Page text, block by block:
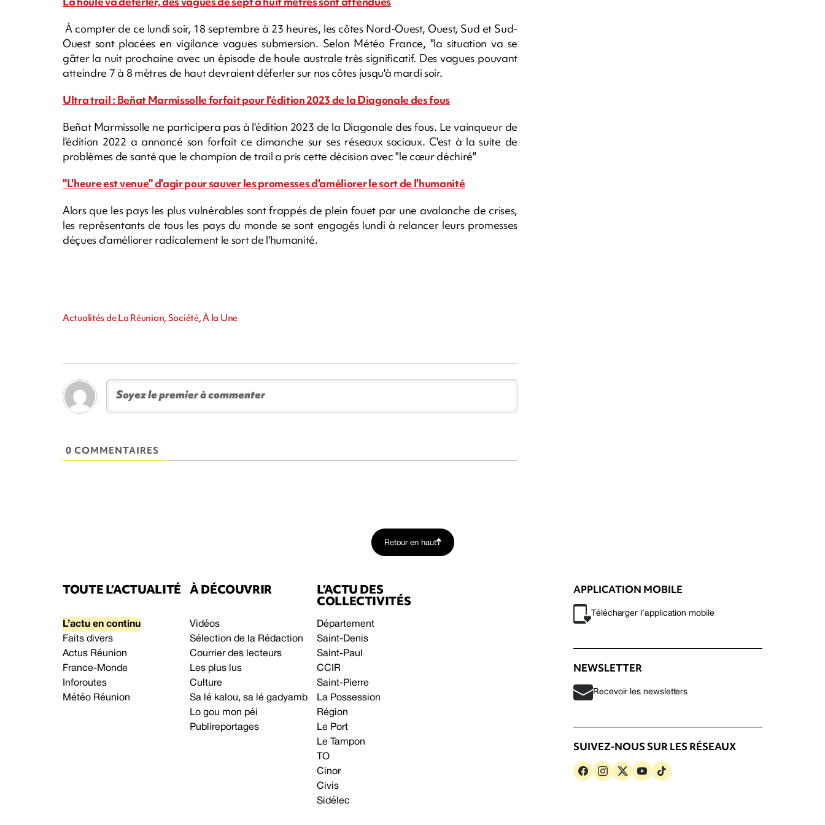
À compter de ce lundi soir, 18 septembre à 23 heures, les côtes Nord-Ouest, Ouest, Sud et Sud-
Ouest sont placées en vigilance vagues submersion. Selon Météo France, "la situation va se
gâter la nuit prochaine avec un épisode de houle australe très significatif. Des vagues pouvant
atteindre 7 à 8 mètres de haut devraient déferler sur nos côtes jusqu'à mardi soir.
Ultra trail : Beñat Marmissolle forfait pour l'édition 2023 de la Diagonale des fous
Beñat Marmissolle ne participera pas à l'édition 2023 de la Diagonale des fous. Le vainqueur de
l'édition 2022 a annoncé son forfait ce dimanche sur ses réseaux sociaux. C'est à la suite de
problèmes de santé que le champion de trail a pris cette décision avec "le cœur déchiré"
"L'heure est venue" d'agir pour sauver les promesses d'améliorer le sort de l'humanité
Alors que les pays les plus vulnérables sont frappés de plein fouet par une avalanche de crises,
les représentants de tous les pays du monde se sont engagés lundi à relancer leurs promesses
déçues d'améliorer radicalement le sort de l'humanité.
Actualités de La Réunion, Société, À la Une
0 COMMENTAIRES
Retour en haut
TOUTE L’ACTUALITÉ
L’actu en continu
Faits divers
Actus Réunion
France-Monde
Inforoutes
Météo Réunion
À DÉCOUVRIR
Vidéos
Sélection de la Rédaction
Courrier des lecteurs
Les plus lus
Culture
Sa lé kalou, sa lé gadyamb
Lo gou mon péi
Publireportages
L’ACTU DES
COLLECTIVITÉS
Département
Saint-Denis
Saint-Paul
CCIR
Saint-Pierre
La Possession
Région
Le Port
Le Tampon
TO
Cinor
Civis
Sidélec
APPLICATION MOBILE
Télécharger l’application mobile
NEWSLETTER
Recevoir les newsletters
SUIVEZ-NOUS SUR LES RÉSEAUX